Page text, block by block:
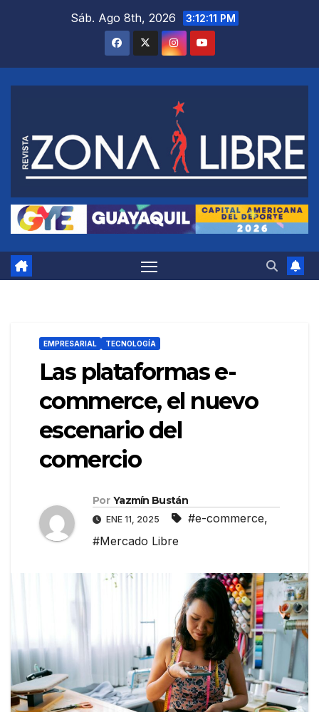
Sáb. Ago 8th, 2026 3:12:12 PM
EMPRESARIAL TECNOLOGÍA
Las plataformas e-
commerce, el nuevo
escenario del
comercio
Por Yazmín Bustán
ENE 11, 2025 #e-commerce,
#Mercado Libre